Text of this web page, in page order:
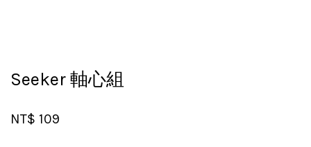
Seeker 軸心組
NT$ 109